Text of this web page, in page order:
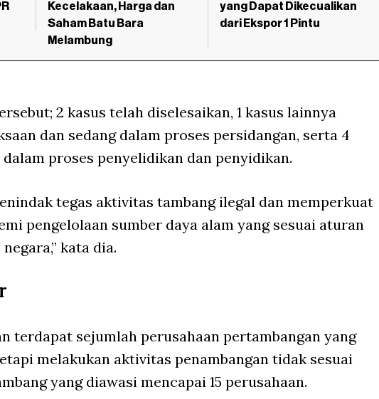
Kecelakaan, Harga dan
Saham Batu Bara
Melambung
yang Dapat Dikecualikan
dari Ekspor 1 Pintu
2 kasus telah diselesaikan, 1 kasus lainnya
dan sedang dalam proses persidangan, serta 4
proses penyelidikan dan penyidikan.
tegas aktivitas tambang ilegal dan memperkuat
pengelolaan sumber daya alam yang sesuai aturan
kata dia.
terdapat sejumlah perusahaan pertambangan yang
melakukan aktivitas penambangan tidak sesuai
yang diawasi mencapai 15 perusahaan.